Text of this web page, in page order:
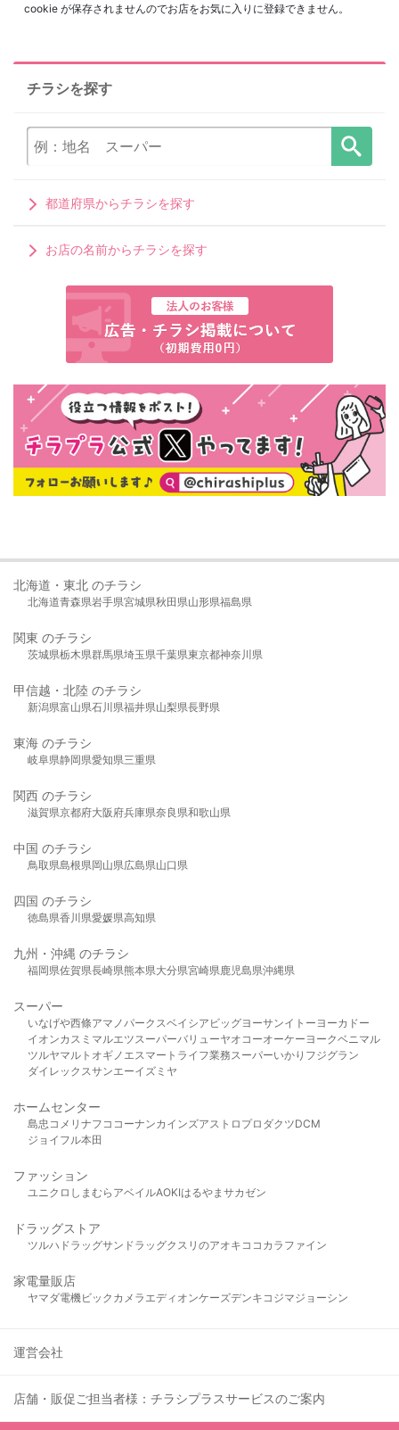
cookie が保存されませんのでお店をお気に入りに登録できません。
チラシを探す
都道府県からチラシを探す
お店の名前からチラシを探す
北海道・東北 のチラシ
北海道青森県岩手県宮城県秋田県山形県福島県
関東 のチラシ
茨城県栃木県群馬県埼玉県千葉県東京都神奈川県
甲信越・北陸 のチラシ
新潟県富山県石川県福井県山梨県長野県
東海 のチラシ
岐阜県静岡県愛知県三重県
関西 のチラシ
滋賀県京都府大阪府兵庫県奈良県和歌山県
中国 のチラシ
鳥取県島根県岡山県広島県山口県
四国 のチラシ
徳島県香川県愛媛県高知県
九州・沖縄 のチラシ
福岡県佐賀県長崎県熊本県大分県宮崎県鹿児島県沖縄県
スーパー
いなげや西條アマノパークスベイシア ビッグヨーサンイトーヨーカドー
イオンカスミ マルエツスーパーバリューヤオコーオーケー ヨークベニマル
ツルヤマルト オギノ エスマート ライフ業務スーパーいかり フジグラン
ダイレックスサンエーイズミヤ
ホームセンター
島忠 コメリ ナフコ コーナンカインズアストロプロダクツDCM
ジョイフル本田
ファッション
ユニクロ しまむら アベイルAOKIはるやま サカゼン
ドラッグストア
ツルハドラッグサンドラッグクスリのアオキ ココカラファイン
家電量販店
ヤマダ電機ビックカメラ エディオンケーズデンキ コジマジョーシン
運営会社
店舗・販促ご担当者様：チラシプラスサービスのご案内